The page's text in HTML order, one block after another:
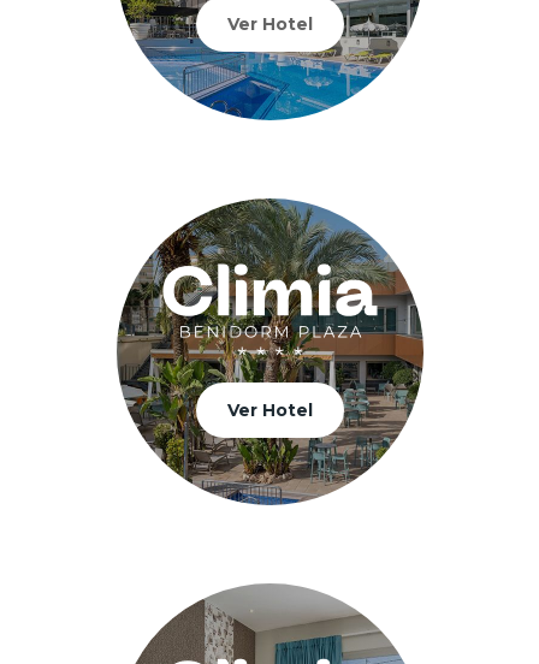
Ver Hotel
Ver Hotel